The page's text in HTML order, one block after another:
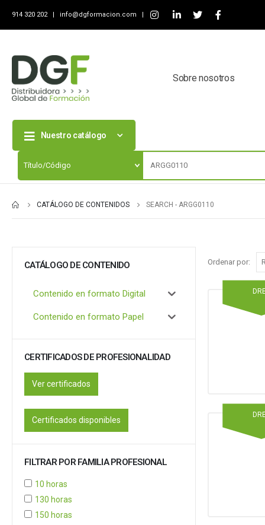
914 320 202 | info@dgformacion.com |
Sobre nosotros
Nuestro catálogo
CATÁLOGO DE CONTENIDOS SEARCH - ARGG0110
Ordenar por:
CATÁLOGO DE CONTENIDO
Contenido en formato Digital
Contenido en formato Papel
CERTIFICADOS DE PROFESIONALIDAD
Ver certificados
Certificados disponibles
FILTRAR POR FAMILIA PROFESIONAL
10 horas
130 horas
150 horas